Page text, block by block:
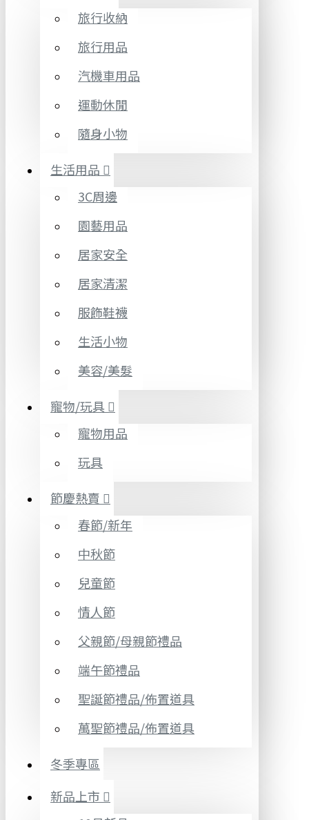
旅行收納
旅行用品
汽機車用品
運動休閒
隨身小物
生活用品
3C周邊
園藝用品
居家安全
居家清潔
服飾鞋襪
生活小物
美容/美髮
寵物/玩具
寵物用品
玩具
節慶熱賣
春節/新年
中秋節
兒童節
情人節
父親節/母親節禮品
端午節禮品
聖誕節禮品/佈置道具
萬聖節禮品/佈置道具
冬季專區
新品上市